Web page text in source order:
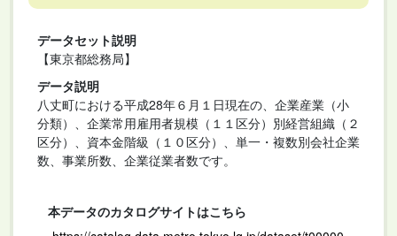
データセット説明
【東京都総務局】
データ説明
八丈町における平成28年６月１日現在の、企業産業（小
分類）、企業常用雇用者規模（１１区分）別経営組織（２
区分）、資本金階級（１０区分）、単一・複数別会社企業
数、事業所数、企業従業者数です。
本データのカタログサイトはこちら